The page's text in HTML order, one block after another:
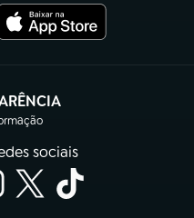
em nova aba)
sociais